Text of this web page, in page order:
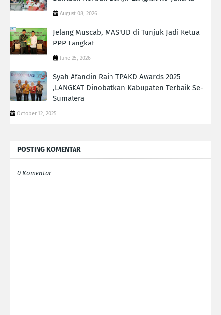
August 08, 2026
Jelang Muscab, MAS'UD di Tunjuk Jadi Ketua
PPP Langkat
June 25, 2026
Syah Afandin Raih TPAKD Awards 2025
,LANGKAT Dinobatkan Kabupaten Terbaik Se-
Sumatera
October 12, 2025
POSTING KOMENTAR
0 Komentar